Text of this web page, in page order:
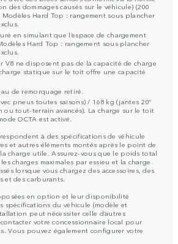
des dommages causés sur le véhicule) (200
Modèles Hard Top : rangement sous plancher
en simulant que l’espace de chargement
Hard Top : rangement sous plancher
V8 ne disposent pas de la capacité de charge
statique sur le toit offre une capacité
de remorquage retiré.
pneus toutes saisons) / 168 kg (jantes 20”
ou tout-terrain avancés). La charge sur le toit
OCTA est activé.
à des spécifications de véhicule
et autres éléments montés après le point de
charge utile. Assurez-vous que le poids total
charges maximales par essieu et la charge
lorsque vous chargez des accessoires, des
et des carburants.
en option et leur disponibilité
spécifications du véhicule (modèle et
peut nécessiter celle d’autres
votre concessionnaire local pour
Vous pouvez également configurer votre